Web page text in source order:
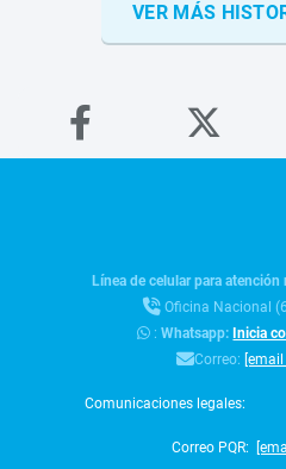
VER MÁS
Línea de celular para
Oficina Nacional
:Whatsapp: Inicia
Correo:
Comunicaciones legales:
Correo PQR: